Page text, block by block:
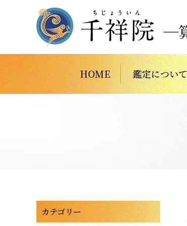
HOME 鑑定について
カテゴリー